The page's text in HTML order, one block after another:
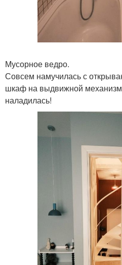
Мусорное ведро.
Совсем намучилась с
шкаф на выдвижной
наладилась!